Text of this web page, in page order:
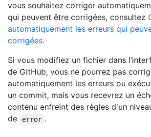
vous souhaitez corriger
qui peuvent être corrigées, consultez
automatiquement les erreurs qui
corrigées.
Si vous modifiez un fichier dans
de GitHub, vous ne pourrez pas
automatiquement les erreurs ou
un commit, mais vous recevrez un
contenu enfreint des règles d'un
de
error .